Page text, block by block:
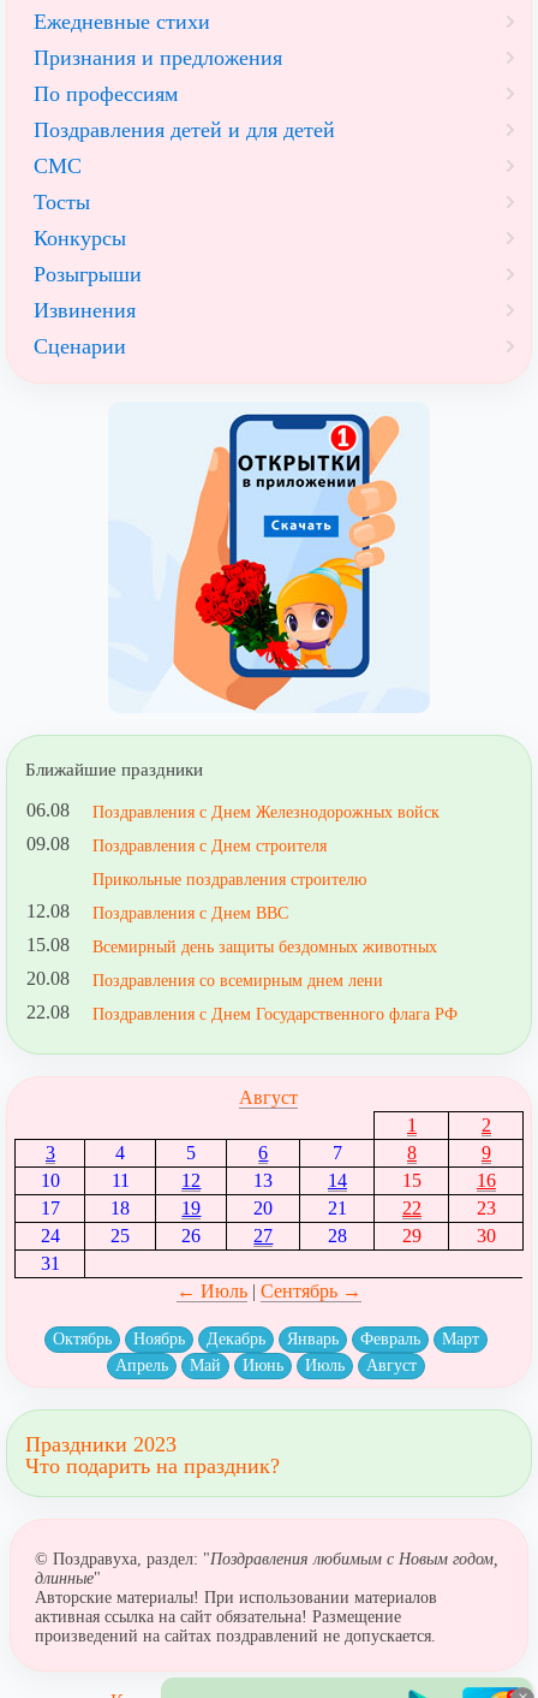
Ежедневные стихи
Признания и предложения
По профессиям
Поздравления детей и для детей
СМС
Тосты
Конкурсы
Розыгрыши
Извинения
Сценарии
Ближайшие праздники
06.08 Поздравления с Днем Железнодорожных войск
09.08
Поздравления с Днем строителя
Прикольные поздравления строителю
12.08 Поздравления с Днем ВВС
15.08 Всемирный день защиты бездомных животных
20.08 Поздравления со всемирным днем лени
22.08 Поздравления с Днем Государственного флага РФ
Август
1
2
3
4 5 6 7 8
9
10
11 12 13 14 15
16
17
18 19 20 21 22
23
24
25 26 27 28 29
30
31
← Июль| Сентябрь →
Октябрь Ноябрь Декабрь Январь Февраль
Март
Апрель
Май Июнь Июль Август
Праздники 2023
Что подарить на праздник?
© Поздравуха, раздел: "Поздравления любимым с Новым годом,
длинные"
Авторские материалы! При использовании материалов
активная ссылка на сайт обязательна! Размещение
произведений на сайтах поздравлений не допускается.